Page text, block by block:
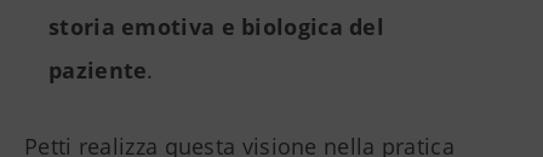
storia emotiva e biologica del
paziente.
Petti realizza questa visione nella pratica